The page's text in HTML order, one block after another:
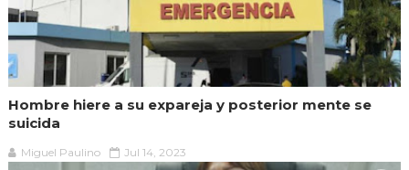
Hombre hiere a su expareja y posterior mente se
suicida
Miguel Paulino Jul 14, 2023